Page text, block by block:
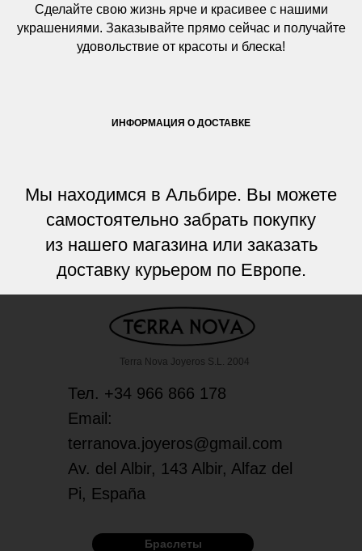
Сделайте свою жизнь ярче и красивее с нашими
украшениями. Заказывайте прямо сейчас и получайте
удовольствие от красоты и блеска!
ИНФОРМАЦИЯ О ДОСТАВКЕ
Мы находимся в Альбире. Вы можете
самостоятельно забрать покупку
из нашего магазина или заказать
доставку курьером по Европе.
Terra Nova Joyeros S.L. 2004
Браслеты
Тел. +34 966 866 178
Email:
terranova.joyeros@gmail.com
Av. del Albir, 143 Albir, Alfaz del
Pi, España